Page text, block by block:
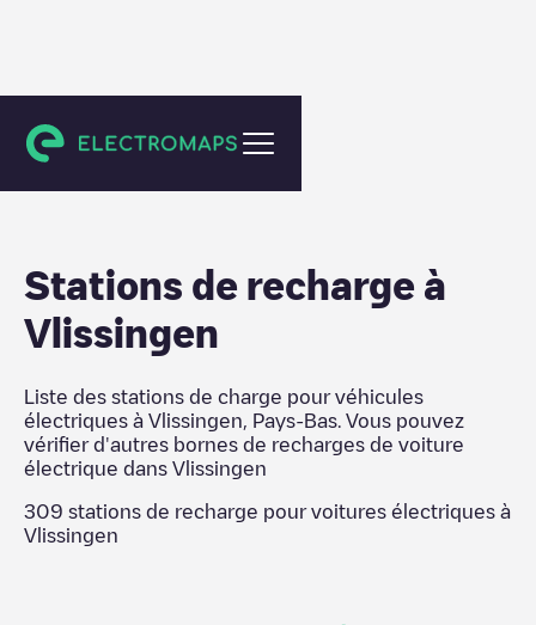
Vlissingen
Stations de recharge à
Vlissingen
Liste des stations de charge pour véhicules
électriques à Vlissingen Pays-Bas . Vous pouvez
vérifier d'autres bornes de recharges de voiture
électrique dans Vlissingen
309 stations de recharge pour voitures électriques à
Vlissingen